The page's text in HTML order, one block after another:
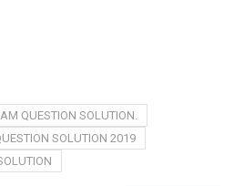
QUESTION SOLUTION.
SOLUTION 2019